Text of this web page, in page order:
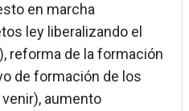
en marcha
ley liberalizando el
reforma de la formación
de formación de los
aumento